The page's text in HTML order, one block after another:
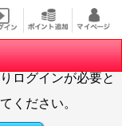
ログインが必要と
ください。